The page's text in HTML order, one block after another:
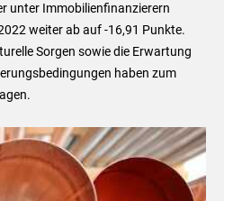
unter Immobilienfinanzierern
weiter ab auf -16,91 Punkte.
Sorgen sowie die Erwartung
haben zum